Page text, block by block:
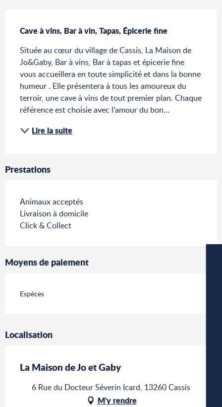
Cave à vins, Bar à vin, Tapas, Épicerie fine
Située au cœur du village de Cassis, La Maison de
Jo&Gaby, Bar à vins, Bar à tapas et épicerie fine
vous accueillera en toute simplicité et dans la bonne
humeur . Elle présentera à tous les amoureux du
terroir, une cave à vins de tout premier plan. Chaque
référence est choisie avec l’amour du bon...
Lire la suite
Prestations
Animaux acceptés
Livraison à domicile
Click & Collect
Moyens de paiement
Espèces
Localisation
La Maison de Jo et Gaby
6 Rue du Docteur Séverin Icard, 13260 Cassis
M'y rendre